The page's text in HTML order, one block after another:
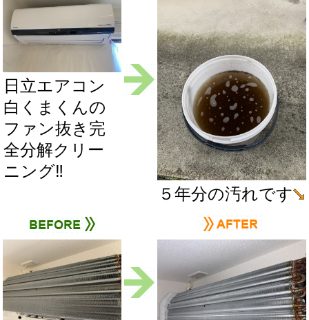
日立エアコン
白くまくんの
ファン抜き完
全分解クリー
ニング‼
５年分の汚れです